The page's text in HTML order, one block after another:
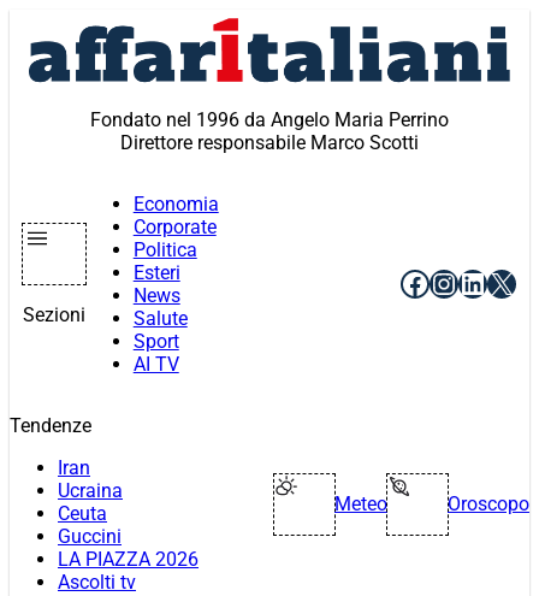
contenuto
Fondato nel 1996 da Angelo Maria Perrino
Direttore responsabile Marco Scotti
Sezioni
Economia
Corporate
Politica
Esteri
News
Salute
Sport
AI TV
Facebook
X
Tendenze
Iran
Ucraina
Ceuta
Guccini
LA PIAZZA 2026
Ascolti tv
Meteo Oroscopo